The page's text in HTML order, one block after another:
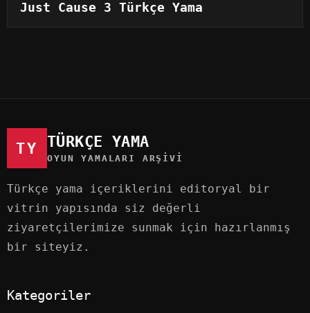
Just Cause 3 Türkçe Yama
TY TÜRKÇE YAMA
OYUN YAMALARI ARŞIVI
Türkçe yama içeriklerini editoryal bir
vitrin yapısında siz değerli
ziyaretçilerimize sunmak için hazırlanmış
bir siteyiz.
Kategoriler